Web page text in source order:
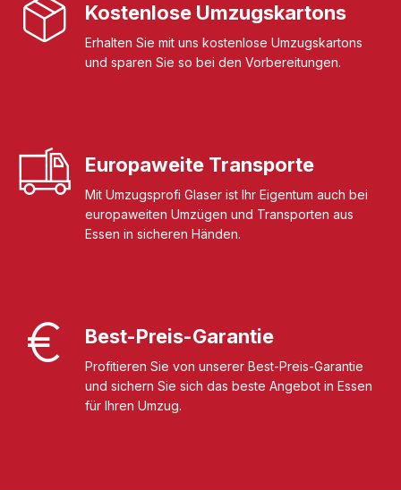
Kostenlose Umzugskartons
Erhalten Sie mit uns kostenlose Umzugskartons
und sparen Sie so bei den Vorbereitungen.
Europaweite Transporte
Mit Umzugsprofi Glaser ist Ihr Eigentum auch bei
europaweiten Umzügen und Transporten aus
Essen in sicheren Händen.
Best-Preis-Garantie
Profitieren Sie von unserer Best-Preis-Garantie
und sichern Sie sich das beste Angebot in Essen
für Ihren Umzug.